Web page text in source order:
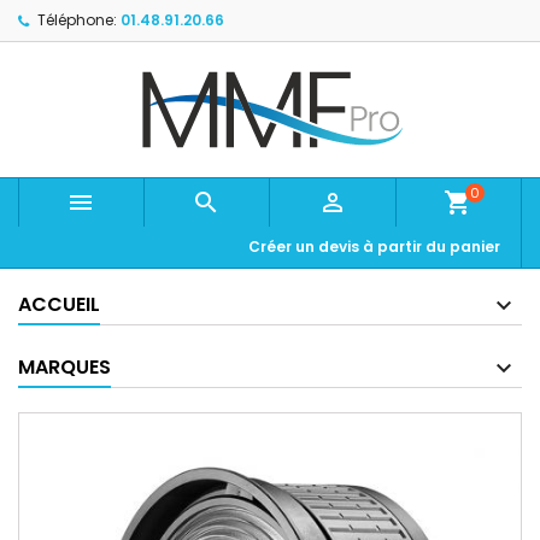
Téléphone: 01.48.91.20.66
   shopping_cart0
Créer un devis à partir du panier
ACCUEIL
MARQUES